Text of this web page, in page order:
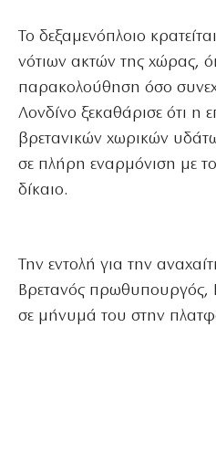
Το δεξαμενόπλοιο
νότιων ακτών της χώρας,
παρακολούθηση όσο
Λονδίνο ξεκαθάρισε ότι η
βρετανικών χωρικών
σε πλήρη εναρμόνιση με το
δίκαιο.
Την εντολή για την
Βρετανός πρωθυπουργός,
σε μήνυμά του στην